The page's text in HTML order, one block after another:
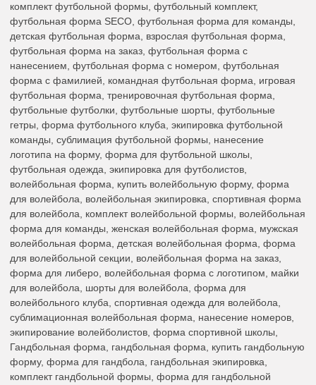
комплект футбольной формы, футбольный комплект,
футбольная форма SECO, футбольная форма для команды,
детская футбольная форма, взрослая футбольная форма,
футбольная форма на заказ, футбольная форма с
нанесением, футбольная форма с номером, футбольная
форма с фамилией, командная футбольная форма, игровая
футбольная форма, тренировочная футбольная форма,
футбольные футболки, футбольные шорты, футбольные
гетры, форма футбольного клуба, экипировка футбольной
команды, сублимация футбольной формы, нанесение
логотипа на форму, форма для футбольной школы,
футбольная одежда, экипировка для футболистов,
волейбольная форма, купить волейбольную форму, форма
для волейбола, волейбольная экипировка, спортивная форма
для волейбола, комплект волейбольной формы, волейбольная
форма для команды, женская волейбольная форма, мужская
волейбольная форма, детская волейбольная форма, форма
для волейбольной секции, волейбольная форма на заказ,
форма для либеро, волейбольная форма с логотипом, майки
для волейбола, шорты для волейбола, форма для
волейбольного клуба, спортивная одежда для волейбола,
сублимационная волейбольная форма, нанесение номеров,
экипирование волейболистов, форма спортивной школы,
Гандбольная форма, гандбольная форма, купить гандбольную
форму, форма для гандбола, гандбольная экипировка,
комплект гандбольной формы, форма для гандбольной